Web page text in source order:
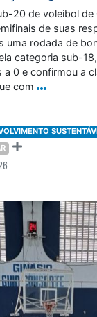
20 de voleibol de
de suas
uma rodada de
categoria sub-
a 0 e confirmou a
com